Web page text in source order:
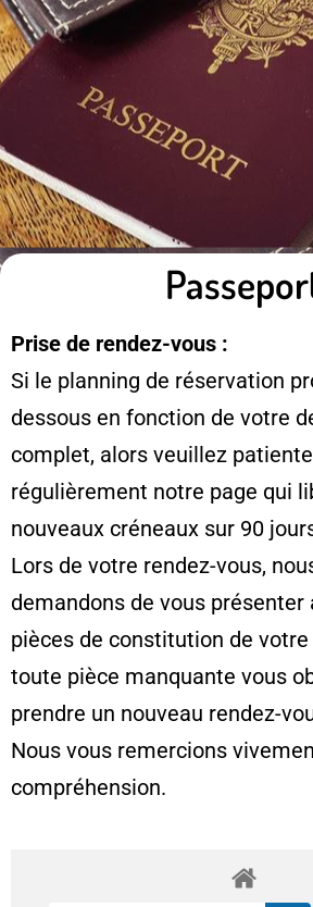
Prise de rendez-vous :
Si le planning de réservation
dessous en fonction de votre
complet, alors veuillez
régulièrement notre page qui
nouveaux créneaux sur 90
Lors de votre rendez-vous,
demandons de vous
pièces de constitution de
toute pièce manquante vous
prendre un nouveau rendez-
Nous vous remercions
compréhension.